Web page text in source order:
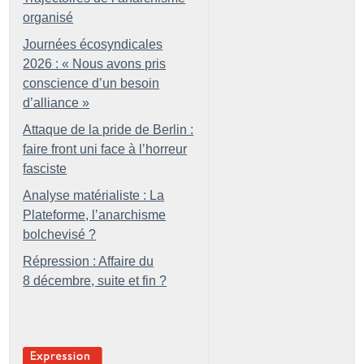
organisé
Journées écosyndicales
2026 : « Nous avons pris
conscience d’un besoin
d’alliance »
Attaque de la pride de Berlin :
faire front uni face à l’horreur
fasciste
Analyse matérialiste : La
Plateforme, l’anarchisme
bolchevisé ?
Répression : Affaire du
8 décembre, suite et fin ?